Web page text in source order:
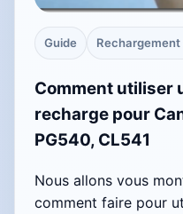
Guide Rechargement
Comment utiliser
recharge pour
PG540, CL541
Nous allons vous
comment faire pour